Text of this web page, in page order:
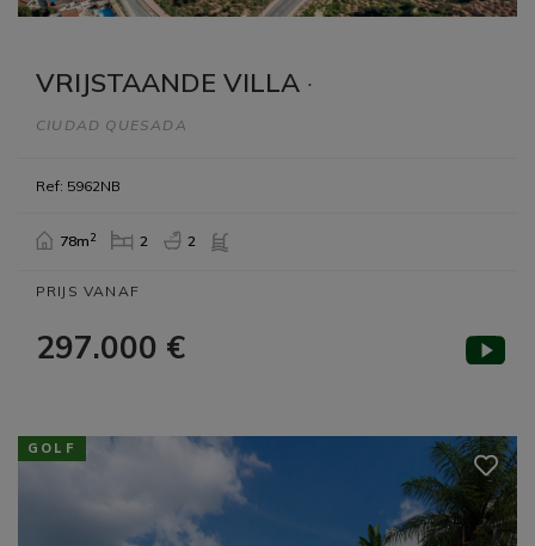
VRIJSTAANDE VILLA ·
CIUDAD QUESADA
Ref: 5962NB
78m2 2 2
PRIJS VANAF
297.000 €
GOLF